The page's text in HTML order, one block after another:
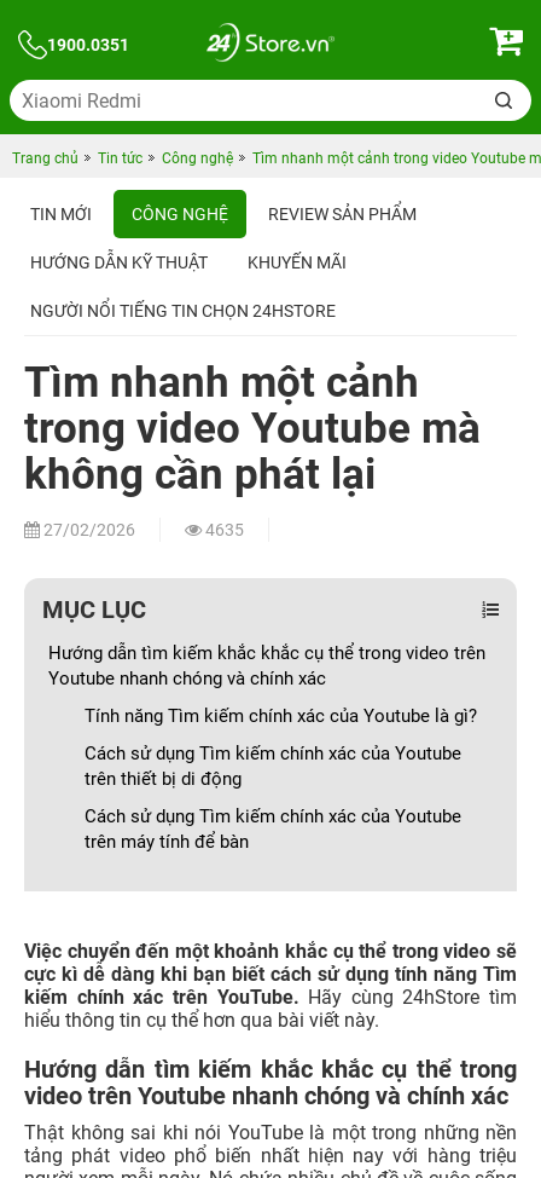
1900.0351
Trang chủ Tin tức Công nghệ Tìm nhanh một cảnh trong video Youtube
TIN MỚI CÔNG NGHỆ REVIEW SẢN PHẨM
HƯỚNG DẪN KỸ THUẬT KHUYẾN MÃI
NGƯỜI NỔI TIẾNG TIN CHỌN 24HSTORE
Tìm nhanh một cảnh
trong video Youtube mà
không cần phát lại
27/02/2026 4635
MỤC LỤC
Hướng dẫn tìm kiếm khắc khắc cụ thể trong video trên
Youtube nhanh chóng và chính xác
Tính năng Tìm kiếm chính xác của Youtube là gì?
Cách sử dụng Tìm kiếm chính xác của Youtube
trên thiết bị di động
Cách sử dụng Tìm kiếm chính xác của Youtube
trên máy tính để bàn
Việc chuyển đến một khoảnh khắc cụ thể trong video sẽ
cực kì dễ dàng khi bạn biết cách sử dụng tính năng Tìm
kiếm chính xác trên YouTube. Hãy cùng 24hStore tìm
hiểu thông tin cụ thể hơn qua bài viết này.
Hướng dẫn tìm kiếm khắc khắc cụ thể trong
video trên Youtube nhanh chóng và chính xác
Thật không sai khi nói YouTube là một trong những nền
tảng phát video phổ biến nhất hiện nay với hàng triệu